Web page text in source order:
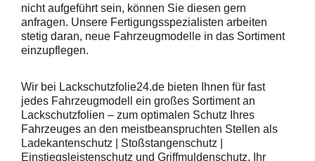
anstreichen - anschließend die
Lackschutzfolie mittels Fön
erwärmen und von der Mitte
heraus in alle Richtungen
ausstreichen. Bei Fragen
transparente Lackschutzfolie 5
Stück Lackschutzpads für 5
Griffmulden / Griffschalen
Merkmale Spezielle Vinylfolie mit
bestmöglichem Schutz gegen
Kratzer und Abrieb Bestens
Griffmulden
Aussenrändern
mindestens
diese danach
anstreichen -
Lackschutzfolie
erwärmen und
ausstreichen.
nicht aufgeführt sein, können Sie diesen gern
anfragen. Unsere Fertigungsspezialisten arbeiten
stetig daran, neue Fahrzeugmodelle in das Sortiment
einzupflegen.
Wir bei Lackschutzfolie24.de bieten Ihnen für fast
jedes Fahrzeugmodell ein großes Sortiment an
Lackschutzfolien – zum optimalen Schutz Ihres
Fahrzeuges an den meistbeanspruchten Stellen als
Ladekantenschutz | Stoßstangenschutz |
Einstiegsleistenschutz und Griffmuldenschutz. Ihr